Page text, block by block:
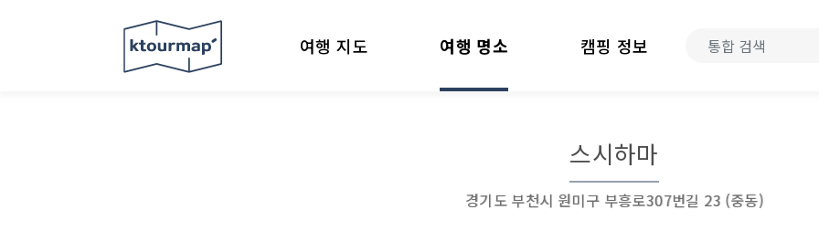
여행 지도 여행 명소 캠핑 정보
스시하마
경기도 부천시 원미구 부흥로307번길 23 (중동)